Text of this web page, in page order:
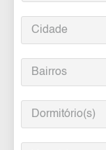
Cidade
Bairros
Dormitório(s)